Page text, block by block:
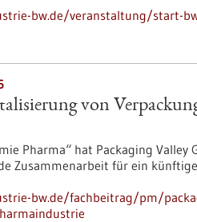
bw.de/veranstaltung/start-
von
Pharma“ hat Packaging Valley
Zusammenarbeit für ein
bw.de/fachbeitrag/pm/